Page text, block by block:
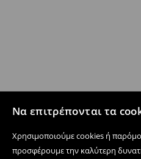
Να επιτρέπονται τα
Χρησιμοποιούμε cookies ή
προσφέρουμε την καλύτερη